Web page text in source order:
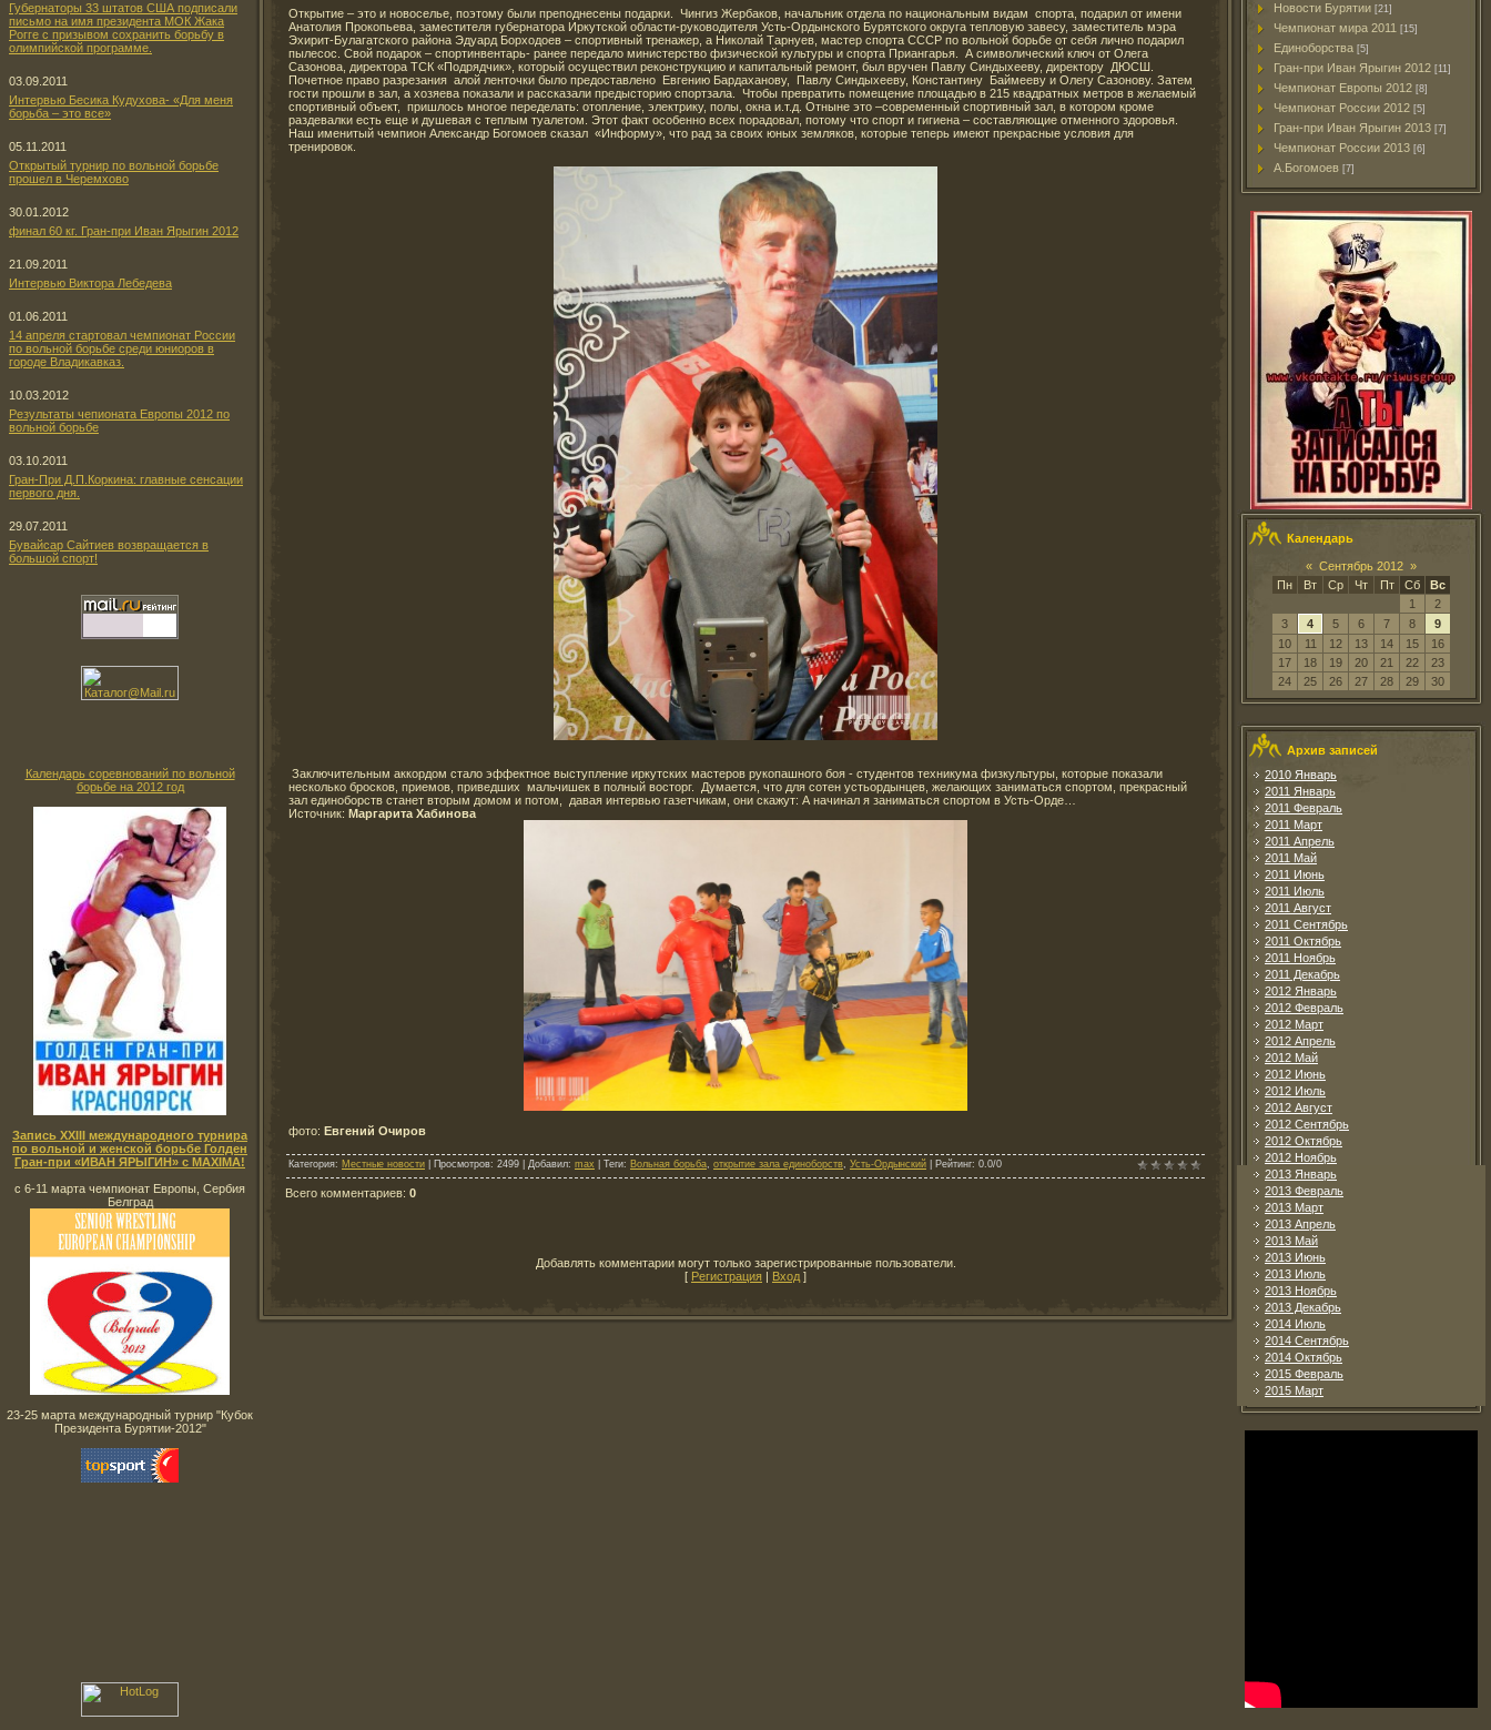
Губернаторы 33 штатов США подписали
письмо на имя президента МОК Жака
Рогге с призывом сохранить борьбу в
олимпийской программе.
03.09.2011
Интервью Бесика Кудухова- «Для меня
борьба – это все»
05.11.2011
Открытый турнир по вольной борьбе
прошел в Черемхово
30.01.2012
финал 60 кг. Гран-при Иван Ярыгин 2012
21.09.2011
Интервью Виктора Лебедева
01.06.2011
14 апреля стартовал чемпионат России
по вольной борьбе среди юниоров в
городе Владикавказ.
10.03.2012
Результаты чепионата Европы 2012 по
вольной борьбе
03.10.2011
Гран-При Д.П.Коркина: главные сенсации
первого дня.
29.07.2011
Бувайсар Сайтиев возвращается в
большой спорт!
Календарь соревнований по вольной
борьбе на 2012 год
Запись XXIII международного турнира
по вольной и женской борьбе Голден
Гран-при «ИВАН ЯРЫГИН» с MAXIMA!
с 6-11 марта чемпионат Европы, Сербия
Белград
23-25 марта международный турнир "Кубок
Президента Бурятии-2012"
Открытие – это и новоселье, поэтому были преподнесены подарки. Чингиз Жербаков, начальник отдела по национальным видам спорта, подарил от имени
Анатолия Прокопьева, заместителя губернатора Иркутской области-руководителя Усть-Ордынского Бурятского округа тепловую завесу, заместитель мэра
Эхирит-Булагатского района Эдуард Борходоев – спортивный тренажер, а Николай Тарнуев, мастер спорта СССР по вольной борьбе от себя лично подарил
пылесос. Свой подарок – спортинвентарь- ранее передало министерство физической культуры и спорта Приангарья. А символический ключ от Олега
Сазонова, директора ТСК «Подрядчик», который осуществил реконструкцию и капитальный ремонт, был вручен Павлу Синдыхееву, директору ДЮСШ.
Почетное право разрезания алой ленточки было предоставлено Евгению Бардаханову, Павлу Синдыхееву, Константину Баймееву и Олегу Сазонову. Затем
гости прошли в зал, а хозяева показали и рассказали предысторию спортзала. Чтобы превратить помещение площадью в 215 квадратных метров в желаемый
спортивный объект, пришлось многое переделать: отопление, электрику, полы, окна и.т.д. Отныне это –современный спортивный зал, в котором кроме
раздевалки есть еще и душевая с теплым туалетом. Этот факт особенно всех порадовал, потому что спорт и гигиена – составляющие отменного здоровья.
Наш именитый чемпион Александр Богомоев сказал «Информу», что рад за своих юных земляков, которые теперь имеют прекрасные условия для
тренировок.
Заключительным аккордом стало эффектное выступление иркутских мастеров рукопашного боя - студентов техникума физкультуры, которые показали
несколько бросков, приемов, приведших мальчишек в полный восторг. Думается, что для сотен устьордынцев, желающих заниматься спортом, прекрасный
зал единоборств станет вторым домом и потом, давая интервью газетчикам, они скажут: А начинал я заниматься спортом в Усть-Орде…
Источник: Маргарита Хабинова
фото: Евгений Очиров
Категория: Местные новости Просмотров: 2499 | Добавил: max Теги: Вольная борьба открытие зала единоборств Усть-Ордынский Рейтинг: 0.0/0
Всего комментариев: 0
Добавлять комментарии могут только зарегистрированные пользователи.
[ Регистрация | Вход ]
Новости Бурятии [21]
Чемпионат мира 2011 [15]
Единоборства [5]
Гран-при Иван Ярыгин 2012 [11]
Чемпионат Европы 2012 [8]
Чемпионат России 2012 [5]
Гран-при Иван Ярыгин 2013 [7]
Чемпионат России 2013 [6]
А.Богомоев [7]
Календарь
« Сентябрь 2012 »
Пн
Вт Ср Чт Пт Сб
Вс
1
2
3
4 5 6 7 8
9
10
11 12 13 14 15
16
17
18 19 20 21 22
23
24
25 26 27 28 29 30
Архив записей
2010 Январь
2011 Январь
2011 Февраль
2011 Март
2011 Апрель
2011 Май
2011 Июнь
2011 Июль
2011 Август
2011 Сентябрь
2011 Октябрь
2011 Ноябрь
2011 Декабрь
2012 Январь
2012 Февраль
2012 Март
2012 Апрель
2012 Май
2012 Июнь
2012 Июль
2012 Август
2012 Сентябрь
2012 Октябрь
2012 Ноябрь
2013 Январь
2013 Февраль
2013 Март
2013 Апрель
2013 Май
2013 Июнь
2013 Июль
2013 Ноябрь
2013 Декабрь
2014 Июль
2014 Сентябрь
2014 Октябрь
2015 Февраль
2015 Март